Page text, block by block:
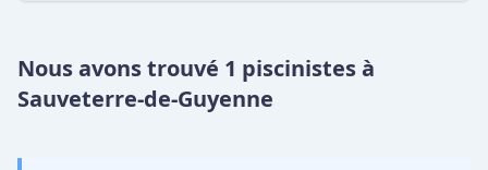
Nous avons trouvé 1 piscinistes à
Sauveterre-de-Guyenne